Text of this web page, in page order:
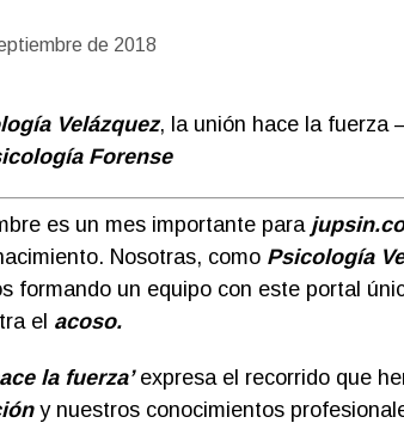
de 2018
Velázquez, la unión hace la fuerza
Forense
es un mes importante para
Nosotras, como Psicología
formando un equipo con este portal
el acoso.
la fuerza’expresa el recorrido que
y nuestros conocimientos